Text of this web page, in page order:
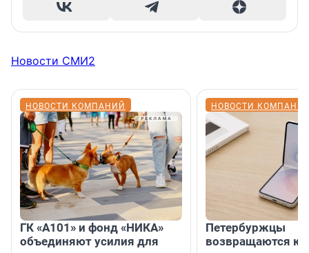
Новости СМИ2
НОВОСТИ КОМПАНИЙ
ГК «А101» и фонд «НИКА»
объединяют усилия для
НОВОСТИ
Петербуржцы
возвращаются к